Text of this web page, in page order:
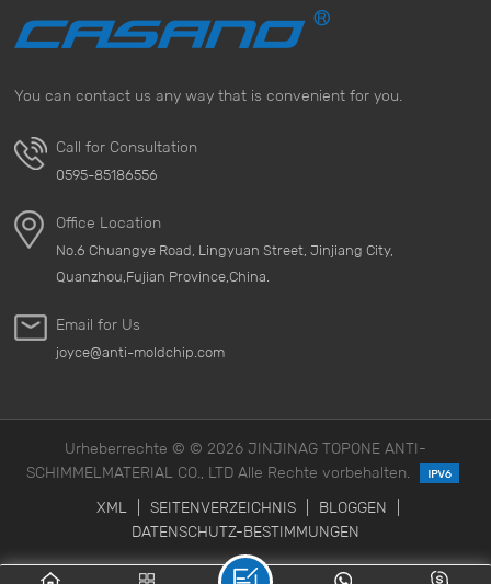
You can contact us any way that is convenient for you.
Call for Consultation
0595-85186556
Office Location
No.6 Chuangye Road, Lingyuan Street, Jinjiang City,
Quanzhou,Fujian Province,China.
Email for Us
joyce@anti-moldchip.com
Urheberrechte © © 2026 JINJINAG TOPONE ANTI-
SCHIMMELMATERIAL CO., LTD Alle Rechte vorbehalten.
XML
SEITENVERZEICHNIS BLOGGEN
DATENSCHUTZ-BESTIMMUNGEN